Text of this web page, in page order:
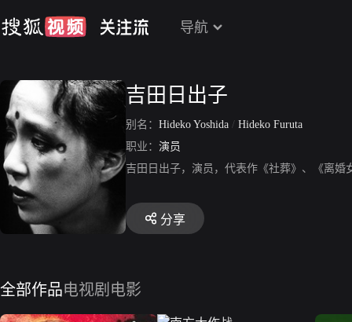
导航
吉田日出子
别名： Hideko Yoshida / Hideko Furuta
职业： 演员
吉田日出子，演员，代表作《社葬》、《离婚
分享
全部作品电视剧 电影